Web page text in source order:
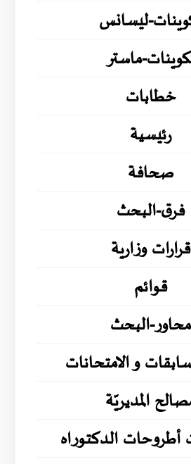
ليسانس
ماستر
خطابات
رئيسية
صحافة
فرق-البحث
قرارات وزارية
قوائم
محاور-البحث
و الامتحانات
المديريّة
أطروحات الدكتوراه